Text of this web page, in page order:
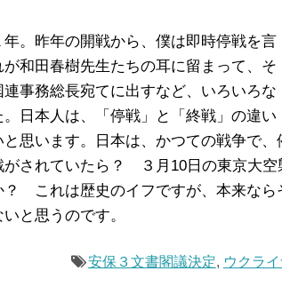
。昨年の開戦から、僕は即時停戦を言
和田春樹先生たちの耳に留まって、そ
事務総長宛てに出すなど、いろいろな
日本人は、「停戦」と「終戦」の違い
思います。日本は、かつての戦争で
がされていたら？ ３月10日の東京大空
？ これは歴史のイフですが、本来なら
と思うのです。
安保３文書閣議決定, ウクラ